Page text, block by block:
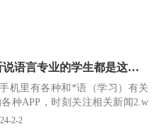
听说语言专业的学生都是这样，是真的吗？
机里有各种和*语（学习）有关
各种APP，时刻关注相关新闻2.w
文档
2-2